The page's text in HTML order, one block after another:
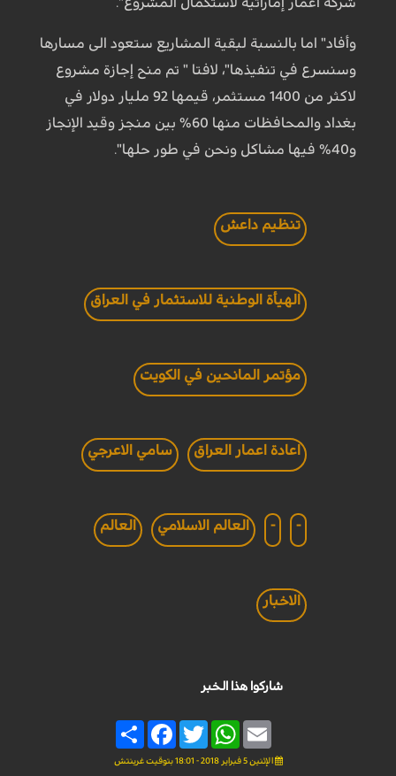
وأفاد" اما بالنسبة لبقية المشاريع ستعود الى مسارها
وسنسرع في تنفيذها"، لافتا " تم منح إجازة مشروع
لاكثر من 1400 مستثمر، قيمها 92 مليار دولار في
بغداد والمحافظات منها 60% بين منجز وقيد الإنجاز
و40% فيها مشاكل ونحن في طور حلها".
تنظيم داعش
الهيأة الوطنية للاستثمار في العراق
مؤتمر المانحين في الكويت
اعادة اعمار العراق سامي الاعرجي
-
- العالم الاسلامي العالم
الاخبار
شاركوا هذا الخبر
Share
FacebookTwitter
WhatsAppEmail
الإثنين 5 فبراير 2018 - 18:01 بتوقيت غرينتش